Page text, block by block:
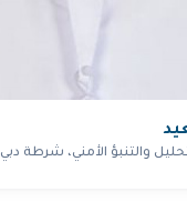
والتنبؤ الأمني، شرطة دبي